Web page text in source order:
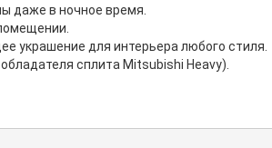
даже в ночное время.
украшение для интерьера любого стиля.
сплита Mitsubishi Heavy).